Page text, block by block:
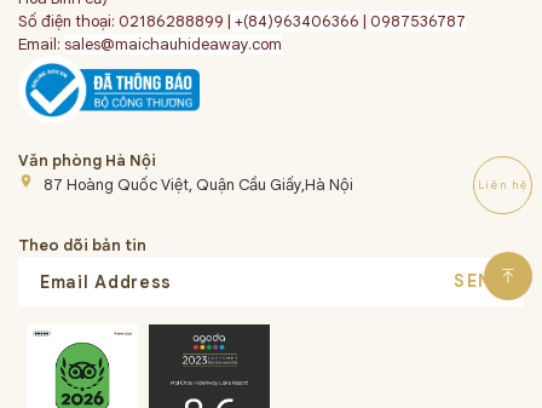
Liên hệ
Số điện thoại: 02186288899 | +(84)963406366 | 0987536787
Email: sales@maichauhideaway.com
Văn phòng Hà Nội
place 87 Hoàng Quốc Việt, Quận Cầu Giấy,Hà Nội
Theo dõi bản tin
SEND